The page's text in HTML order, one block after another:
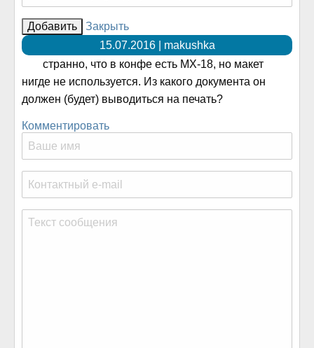
Закрыть
15.07.2016 | makushka
странно, что в конфе есть МХ-18, но макет
нигде не используется. Из какого документа он
должен (будет) выводиться на печать?
Комментировать